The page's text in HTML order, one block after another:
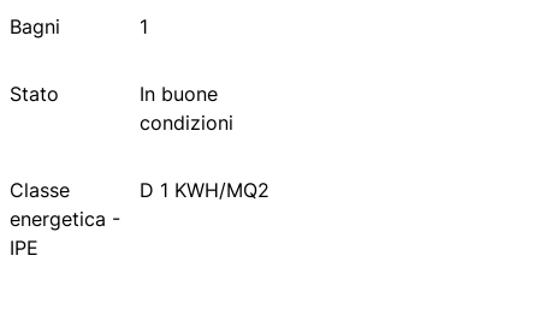
Bagni 1
Stato
In buone
condizioni
Classe
energetica -
IPE
D 1 KWH/MQ2